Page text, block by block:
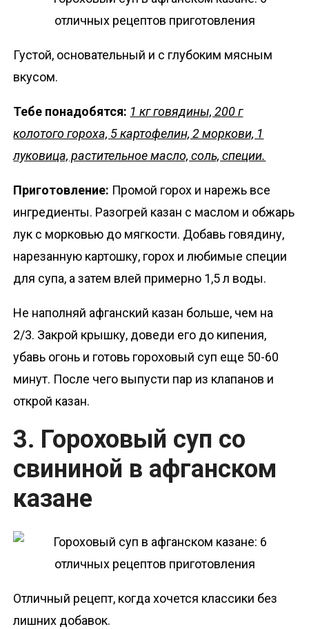
Густой, основательный и с глубоким мясным
вкусом.
Тебе понадобятся: 1 кг говядины, 200 г
колотого гороха, 5 картофелин, 2 моркови, 1
луковица, растительное масло, соль, специи.
Приготовление: Промой горох и нарежь все
ингредиенты. Разогрей казан с маслом и обжарь
лук с морковью до мягкости. Добавь говядину,
нарезанную картошку, горох и любимые специи
для супа, а затем влей примерно 1,5 л воды.
Не наполняй афганский казан больше, чем на
2/3. Закрой крышку, доведи его до кипения,
убавь огонь и готовь гороховый суп еще 50-60
минут. После чего выпусти пар из клапанов и
открой казан.
3. Гороховый суп со
свининой в афганском
казане
Отличный рецепт, когда хочется классики без
лишних добавок.